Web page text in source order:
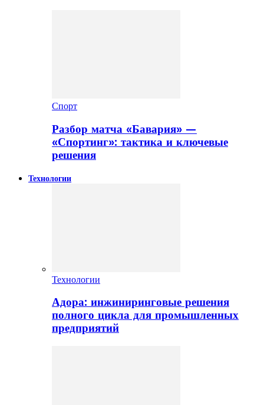
Спорт
Разбор матча «Бавария» —
«Спортинг»: тактика и ключевые
решения
Технологии
Технологии
Адора: инжиниринговые решения
полного цикла для промышленных
предприятий